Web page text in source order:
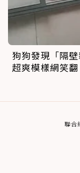
狗狗發現「隔
超爽模樣網笑
聯合